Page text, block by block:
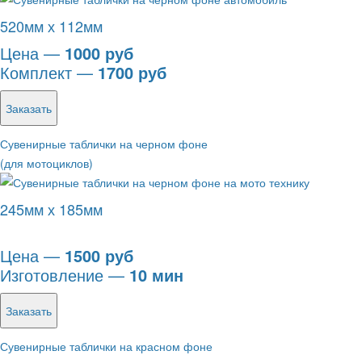
520мм х 112мм
Цена — 1000 руб
Комплект — 1700 руб
Заказать
Сувенирные таблички на черном фоне
(для мотоциклов)
245мм х 185мм
Цена — 1500 руб
Изготовление — 10 мин
Заказать
Сувенирные таблички на красном фоне